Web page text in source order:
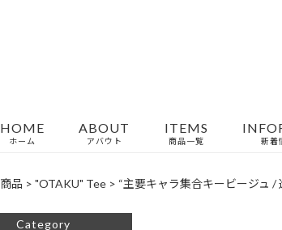
HOME
ホーム
ABOUT
アバウト
ITEMS
商品一覧 新着
商品 > "OTAKU" Tee > “主要キャラ集合キービージュ
Category